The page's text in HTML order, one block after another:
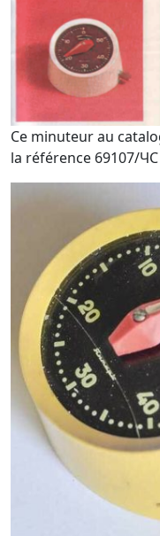
Ce minuteur au
la référence 69107/